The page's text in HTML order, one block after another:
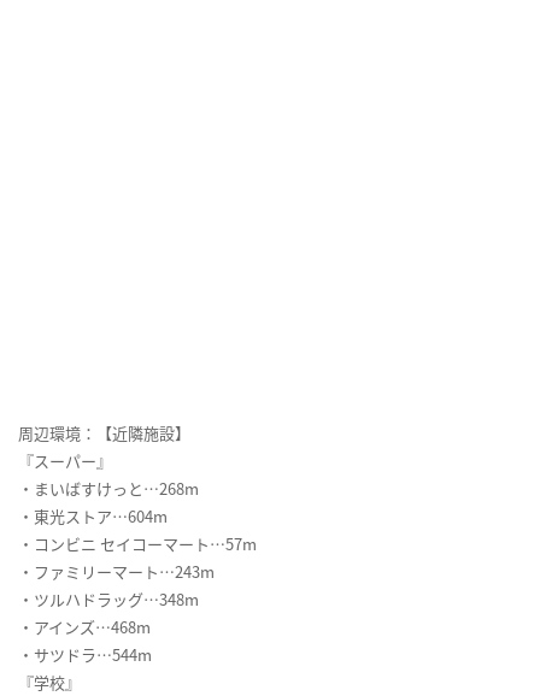
周辺環境：【近隣施設】
『スーパー』
・まいばすけっと…268m
・東光ストア…604m
・コンビニ セイコーマート…57m
・ファミリーマート…243m
・ツルハドラッグ…348m
・アインズ…468m
・サツドラ…544m
『学校』